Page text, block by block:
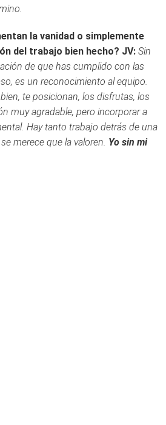
la vanidad o simplemente
del trabajo bien hecho? JV: Sin
de que has cumplido con las
es un reconocimiento al equipo.
te posicionan, los disfrutas, los
muy agradable, pero incorporar a
Hay tanto trabajo detrás de una
merece que la valoren. Yo sin mi